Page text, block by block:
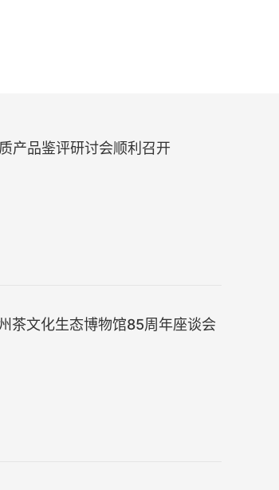
产品鉴评研讨会顺利召开
茶文化生态博物馆85周年座谈会